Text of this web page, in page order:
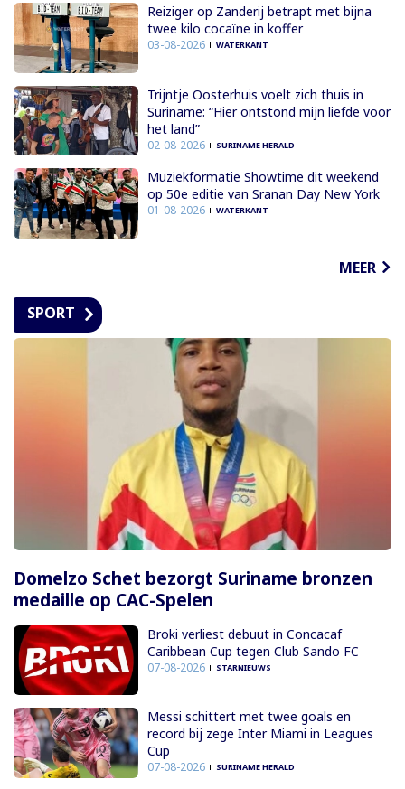
Reiziger op Zanderij betrapt met bijna
twee kilo cocaïne in koffer
03-08-2026 WATERKANT
Trijntje Oosterhuis voelt zich thuis in
Suriname: “Hier ontstond mijn liefde voor
het land”
02-08-2026 SURINAME HERALD
Muziekformatie Showtime dit weekend
op 50e editie van Sranan Day New York
01-08-2026 WATERKANT
MEER
SPORT
Domelzo Schet bezorgt Suriname bronzen
medaille op CAC-Spelen
Broki verliest debuut in Concacaf
Caribbean Cup tegen Club Sando FC
07-08-2026 STARNIEUWS
Messi schittert met twee goals en
record bij zege Inter Miami in Leagues
Cup
07-08-2026 SURINAME HERALD